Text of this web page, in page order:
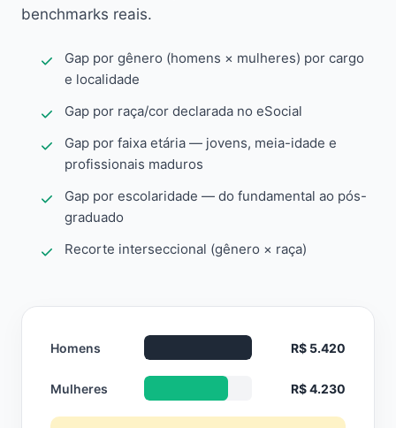
benchmarks reais.
Gap por gênero (homens × mulheres) por cargo
e localidade
Gap por raça/cor declarada no eSocial
Gap por faixa etária — jovens, meia-idade e
profissionais maduros
Gap por escolaridade — do fundamental ao pós-
graduado
Recorte interseccional (gênero × raça)
Homens R$ 5.420
Mulheres R$ 4.230